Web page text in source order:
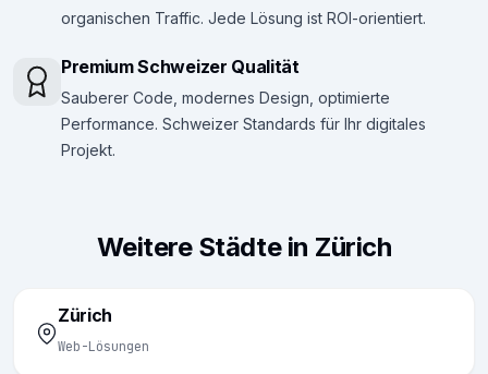
organischen Traffic. Jede Lösung ist ROI-orientiert.
Premium Schweizer Qualität
Sauberer Code, modernes Design, optimierte
Performance. Schweizer Standards für Ihr digitales
Projekt.
Weitere Städte in Zürich
Zürich
Web-Lösungen